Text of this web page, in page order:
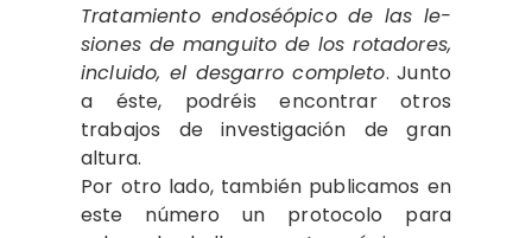
Tratamiento endoséópico de las le­
siones de manguito de los rotadores,
in­cluido, el desgarro completo. Junto
a és­te, podréis encontrar otros
trabajos de investigación de gran
altura.
Por otro lado, también publicamos en
este número un protocolo para